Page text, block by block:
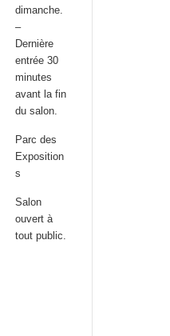
dimanche.
–
Dernière
entrée 30
minutes
avant la fin
du salon.
Parc des
Exposition
s
Salon
ouvert à
tout public.